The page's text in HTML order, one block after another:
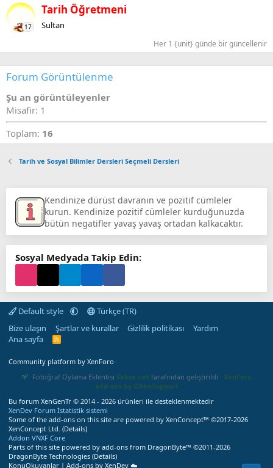
17
Tarih Öğretmeni
Sultan
Her 1 {unit} günde bir güncellenir
Forum Görüntülenme
Şu an görüntüleyenler
Misafir: 1
Toplam: 16
Tarih ve Sosyal Bilimler Dersleri Seçmeli Dersleri
Kendinize dürüst davranın ve pozitif cümleler
kurun. Kendinize pozitif cümleler kurduğunuzda
bütün negatifler yavaş yavaş ortadan kalkacaktır.
Sosyal Medyada Takip Edin:
Default style
Türkçe (TR)
Bize ulaşın
Şartlar ve kurallar Gizlilik politikası
Yardım
Ana sayfa
R
Community platform by XenForo
Fotoğraf Oylama Eklentisi Sebze.net tarafından geliştirildi · XenForo
add-ons by ©XenSupport
Bu forum XenGenTr © 2014 - 2026 ürünleri ile desteklenmektedir
XenDev Forum İstatistik sistemi
Some of the add-ons on this site are powered by XenConcept™ ©2017-2026
XenConcept Ltd. (Details)
Addon VNXF Core
Parts of this site powered by add-ons from DragonByte™ ©2011-2026
DragonByte Technologies (Details)
KonuOkuyanlar | Add-ons by XenDev ☁️